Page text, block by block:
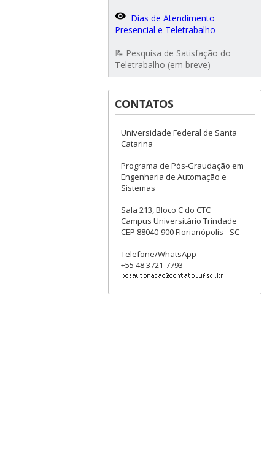
Dias de Atendimento
Presencial e Teletrabalho
📝 Pesquisa de Satisfação do
Teletrabalho (em breve)
CONTATOS
Universidade Federal de Santa
Catarina
Programa de Pós-Graudação em
Engenharia de Automação e
Sistemas
Sala 213, Bloco C do CTC
Campus Universitário Trindade
CEP 88040-900 Florianópolis - SC
Telefone/WhatsApp
+55 48 3721-7793